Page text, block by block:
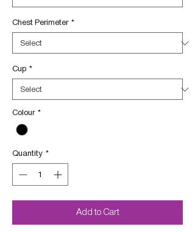
Chest Perimeter *
Cup *
Colour *
Quantity *
Add to Cart